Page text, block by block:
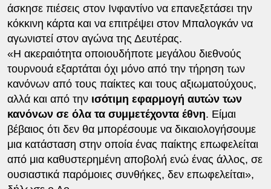
άσκησε πιέσεις στον Ινφαντίνο να επανεξετάσει την
κόκκινη κάρτα και να επιτρέψει στον Μπαλογκάν να
αγωνιστεί στον αγώνα της Δευτέρας.
«Η ακεραιότητα οποιουδήποτε μεγάλου διεθνούς
τουρνουά εξαρτάται όχι μόνο από την τήρηση των
κανόνων από τους παίκτες και τους αξιωματούχους,
αλλά και από την ισότιμη εφαρμογή αυτών των
κανόνων σε όλα τα συμμετέχοντα έθνη. Είμαι
βέβαιος ότι δεν θα μπορέσουμε να δικαιολογήσουμε
μια κατάσταση στην οποία ένας παίκτης επωφελείται
από μια καθυστερημένη αποβολή ενώ ένας άλλος, σε
ουσιαστικά παρόμοιες συνθήκες, δεν επωφελείται»,